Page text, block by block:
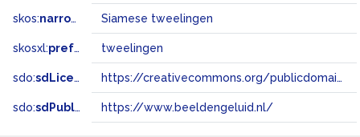
skos:narrower Siamese tweelingen
skosxl:prefLabel tweelingen
sdo:sdLicense https://creativecommons.org/publicdomain/zero/1.0/
sdo:sdPublisher https://www.beeldengeluid.nl/